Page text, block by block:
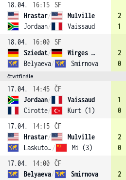
18.04. 16:15
SF
Hrastar/
Mulville
Jordaan/ Vaissaud
2
1
18.04.
16:00
SF
Sziedat/
Wirges (4)
Belyaeva/ Smirnova
2
0
čtvrtfinále
17.04. 14:45 ČF
Jordaan/
Vaissaud
Cirotte/ Kurt (1)
1
0
17.04.
14:15 ČF
Hrastar/
Mulville
Laskutova / Mi (3)
2
0
17.04. 14:00 ČF
Belyaeva/
Smirnova
2